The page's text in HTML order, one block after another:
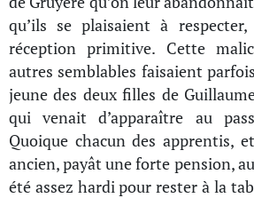
qu’ils se plaisaient à
réception primitive. Cette
autres semblables faisaient
jeune des deux filles de
qui venait d’apparaître au
Quoique chacun des apprentis,
ancien, payât une forte pension,
été assez hardi pour rester à la